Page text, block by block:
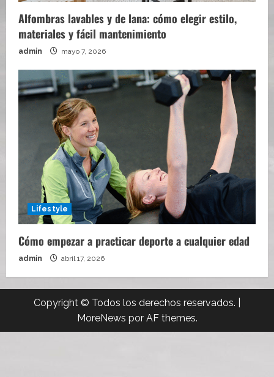
Alfombras lavables y de lana: cómo elegir estilo,
materiales y fácil mantenimiento
admin mayo 7, 2026
Lifestyle
Cómo empezar a practicar deporte a cualquier edad
admin abril 17, 2026
Copyright © Todos los derechos reservados.
MoreNews por AF themes.